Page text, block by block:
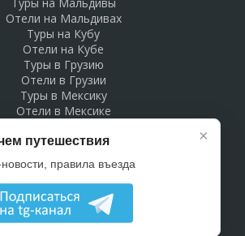
Туры на Мальдивы
Отели на Мальдивах
Туры на Кубу
Отели на Кубе
Туры в Грузию
Отели в Грузии
Туры в Мексику
Отели в Мексике
Отели в Доминикане
Отели в Беларуси
Рекламодателям
×
путешествия
правила въезда